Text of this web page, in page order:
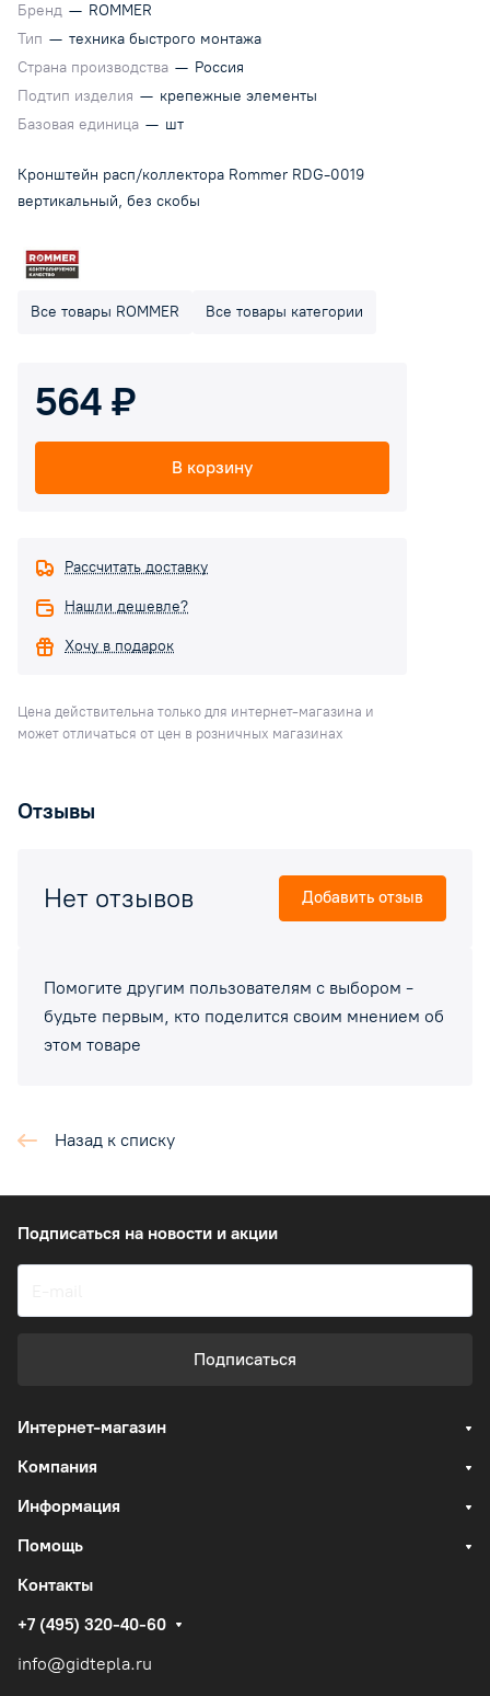
Бренд — ROMMER
Тип — техника быстрого монтажа
Страна производства — Россия
Подтип изделия — крепежные элементы
Базовая единица — шт
Кронштейн расп/коллектора Rommer RDG-0019
вертикальный, без скобы
Все товары ROMMER Все товары категории
564 ₽
В корзину
Рассчитать доставку
Нашли дешевле?
Хочу в подарок
Цена действительна только для интернет-магазина и
может отличаться от цен в розничных магазинах
Отзывы
Помогите другим пользователям с выбором -
будьте первым, кто поделится своим мнением об
этом товаре
Нет отзывов Добавить отзыв
Назад к списку
Подписаться на новости и акции
Подписаться
Интернет-магазин
Компания
Информация
Помощь
Контакты
+7 (495) 320-40-60
info@gidtepla.ru